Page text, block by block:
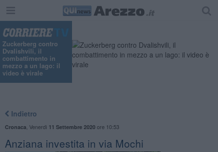
Zuckerberg contro
Dvalishvili, il
combattimento in
mezzo a un lago: il
video è virale
Indietro
Cronaca Venerdì 11 Settembre 2020ore 10:53
Anziana investita in via Mochi